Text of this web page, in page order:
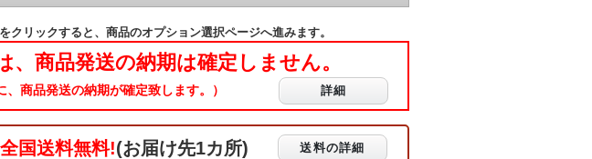
リックすると、商品のオプション選択ページへ進みます。
、商品発送の納期は確定しません。
、商品発送の納期が確定致します。） 詳細
全国送料無料!(お届け先1カ所) 送料の詳細